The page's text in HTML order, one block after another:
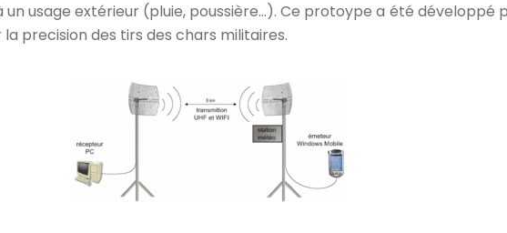
usage extérieur (pluie, poussière…). Ce protoype a été développé
precision des tirs des chars militaires.